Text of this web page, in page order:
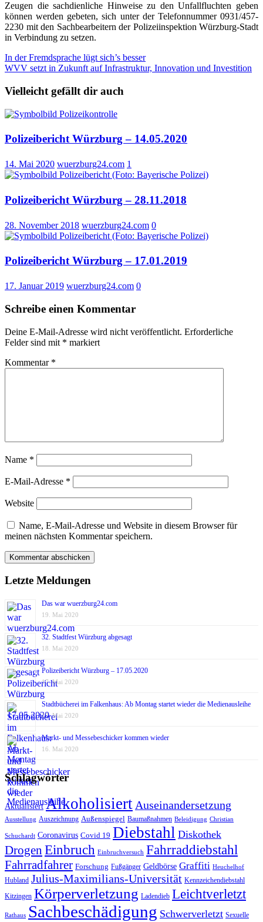
Zeugen die sachdienliche Hinweise zu den Unfallfluchten geben
können werden gebeten, sich unter der Telefonnummer 0931/457-
2230 mit den Sachbearbeitern der Polizeiinspektion Würzburg-Stadt
in Verbindung zu setzen.
Beitragsnavigation
In der Fremdsprache lügt sich’s besser
WVV setzt in Zukunft auf Infrastruktur, Innovation und Investition
Vielleicht gefällt dir auch
Polizeibericht Würzburg – 14.05.2020
14. Mai 2020 wuerzburg24.com 1
Polizeibericht Würzburg – 28.11.2018
28. November 2018 wuerzburg24.com 0
Polizeibericht Würzburg – 17.01.2019
17. Januar 2019 wuerzburg24.com 0
Schreibe einen Kommentar
Deine E-Mail-Adresse wird nicht veröffentlicht. Erforderliche
Felder sind mit * markiert
Kommentar *
Name *
E-Mail-Adresse *
Website
Name, E-Mail-Adresse und Website in diesem Browser für
meinen nächsten Kommentar speichern.
Letzte Meldungen
Das war wuerzburg24.com
19. Mai 2020
32. Stadtfest Würzburg abgesagt
18. Mai 2020
Polizeibericht Würzburg – 17.05.2020
17. Mai 2020
Stadtbücherei im Falkenhaus: Ab Montag startet wieder die Medienausleihe
17. Mai 2020
Markt- und Messebeschicker kommen wieder
16. Mai 2020
Schlagwörter
Aktualisiert Alkoholisiert Auseinandersetzung
Ausstellung Auszeichnung Außenspiegel Baumaßnahmen Beleidigung Christian
Schuchardt Coronavirus Covid 19 Diebstahl Diskothek
Drogen Einbruch Einbruchversuch Fahrraddiebstahl
Fahrradfahrer Forschung Fußgänger Geldbörse Graffiti Heuchelhof
Hubland Julius-Maximilians-Universität Kennzeichendiebstahl
Kitzingen Körperverletzung Ladendieb Leichtverletzt
Rathaus Sachbeschädigung Schwerverletzt Sexuelle